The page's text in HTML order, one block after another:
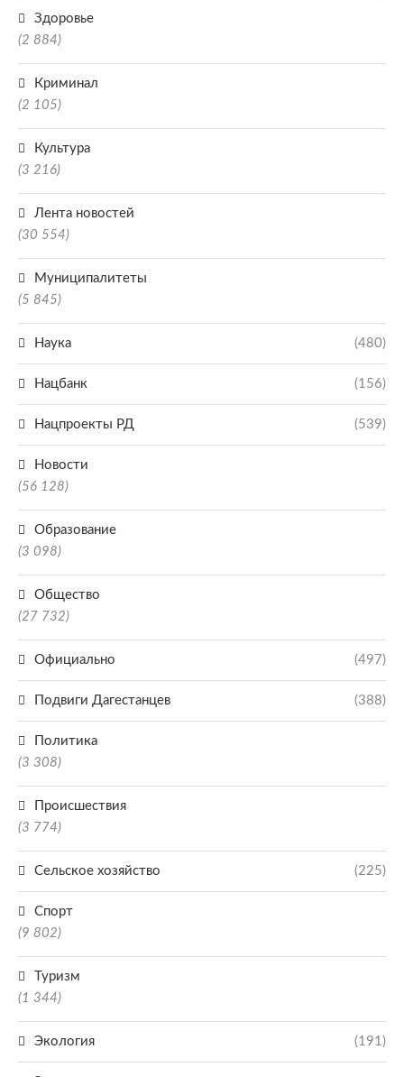
Здоровье
(2 884)
Криминал
(2 105)
Культура
(3 216)
Лента новостей
(30 554)
Муниципалитеты
(5 845)
Наука (480)
Нацбанк (156)
Нацпроекты РД (539)
Новости
(56 128)
Образование
(3 098)
Общество
(27 732)
Официально (497)
Подвиги Дагестанцев (388)
Политика
(3 308)
Происшествия
(3 774)
Сельское хозяйство (225)
Спорт
(9 802)
Туризм
(1 344)
Экология (191)